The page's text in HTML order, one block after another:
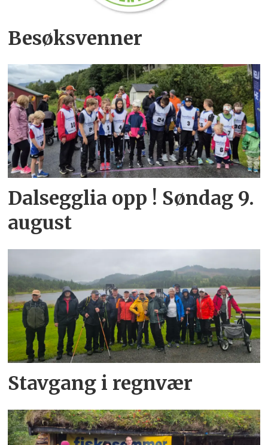
Besøksvenner
Dalsegglia opp ! Søndag 9.
august
Stavgang i regnvær